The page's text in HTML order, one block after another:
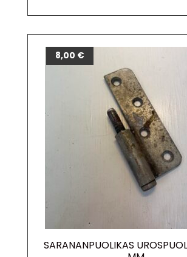
SARANANPUOLIKAS
8,00 €